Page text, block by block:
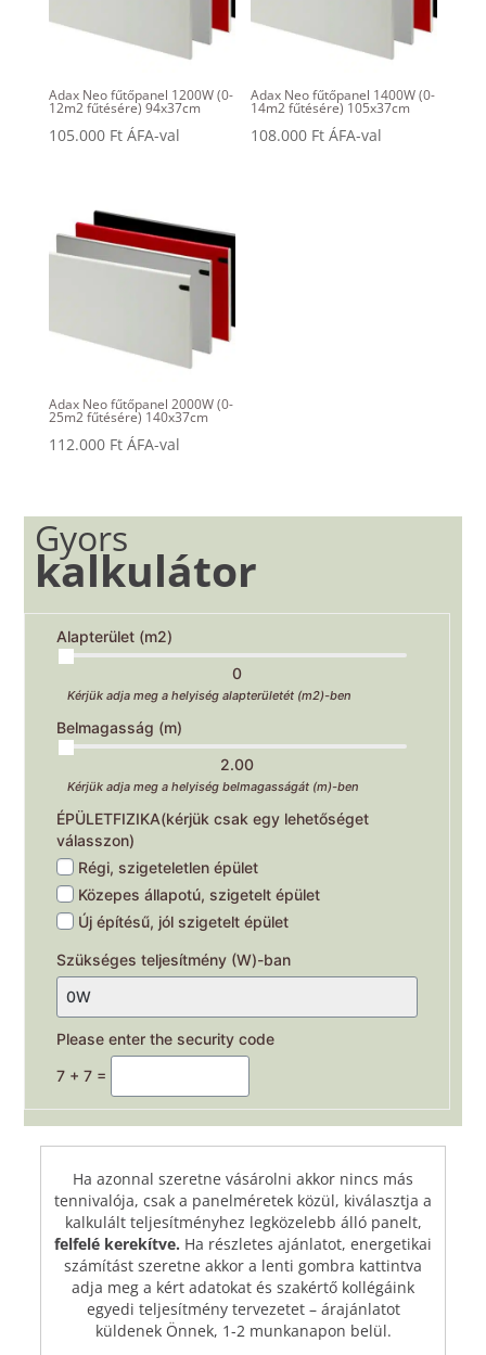
Adax Neo fűtőpanel 1200W (0-
12m2 fűtésére) 94x37cm
105.000 Ft ÁFA-val
Adax Neo fűtőpanel 1400W (0-
14m2 fűtésére) 105x37cm
108.000 Ft ÁFA-val
Adax Neo fűtőpanel 2000W (0-
25m2 fűtésére) 140x37cm
112.000 Ft ÁFA-val
Gyors
kalkulátor
Alapterület (m2)
0
Kérjük adja meg a helyiség alapterületét (m2)-ben
Belmagasság (m)
2.00
Kérjük adja meg a helyiség belmagasságát (m)-ben
ÉPÜLETFIZIKA(kérjük csak egy lehetőséget
válasszon)
Régi, szigeteletlen épület
Közepes állapotú, szigetelt épület
Új építésű, jól szigetelt épület
Szükséges teljesítmény (W)-ban
Please enter the security code
7 + 7 =
Ha azonnal szeretne vásárolni akkor nincs más
tennivalója, csak a panelméretek közül, kiválasztja a
kalkulált teljesítményhez legközelebb álló panelt,
felfelé kerekítve. Ha részletes ajánlatot, energetikai
számítást szeretne akkor a lenti gombra kattintva
adja meg a kért adatokat és szakértő kollégáink
egyedi teljesítmény tervezetet – árajánlatot
küldenek Önnek, 1-2 munkanapon belül.